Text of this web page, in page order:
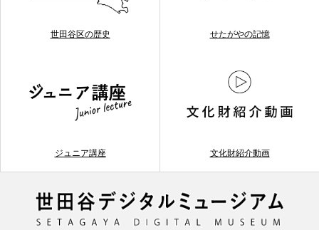
世田谷区の歴史 せたがやの記憶
ジュニア講座 文化財紹介動画